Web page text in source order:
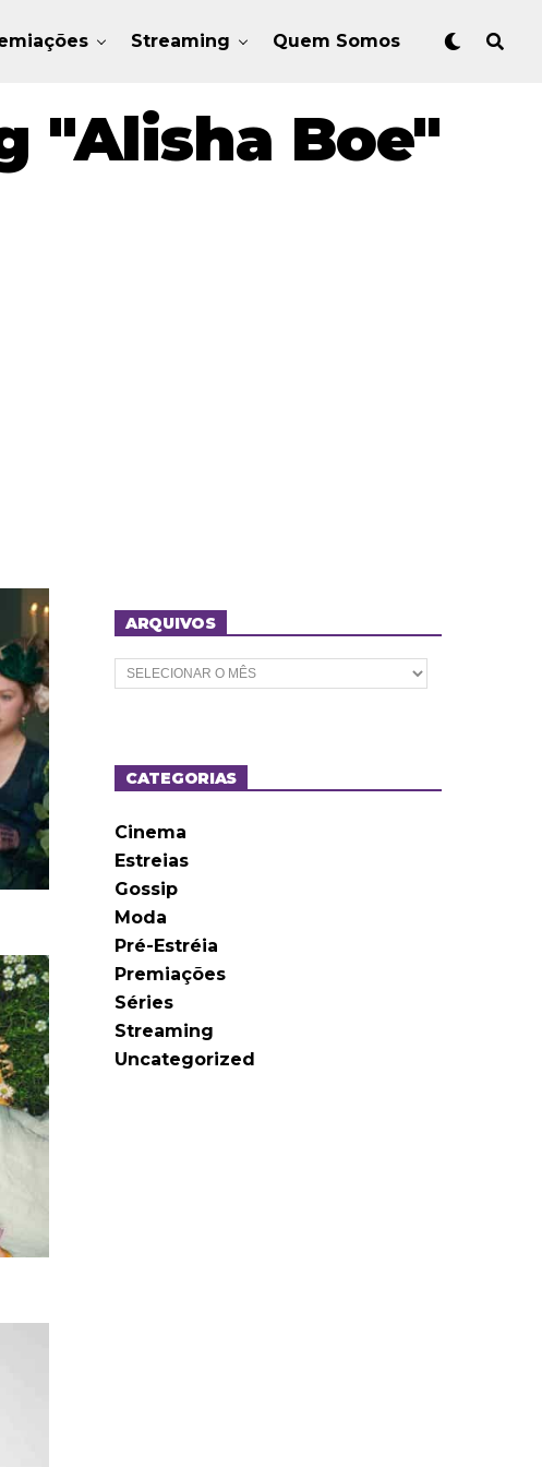
Streaming Quem Somos
"Alisha Boe"
ARQUIVOS
A
r
o
sCATEGORIAS
Cinema
Estreias
Gossip
Moda
Pré-Estréia
Premiações
Séries
Streaming
Uncategorized